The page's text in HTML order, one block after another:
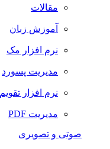
مقالات
آموزش زبان
نرم افزار مک
مدیریت پسورد
نرم افزار تقویم
مدیریت PDF
صوتی و تصویری